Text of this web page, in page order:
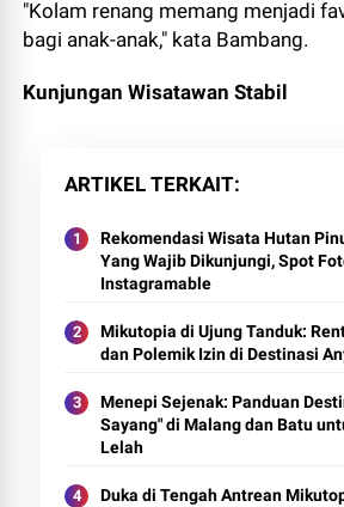
"Kolam renang memang menjadi
bagi anak-anak," kata Bambang.
Kunjungan Wisatawan Stabil
ARTIKEL TERKAIT
Rekomendasi Wisata Hutan
Yang Wajib Dikunjungi, Spot
Instagramable
Mikutopia di Ujung Tanduk:
dan Polemik Izin di Destinasi
Menepi Sejenak: Panduan
Sayang" di Malang dan Batu
Lelah
Duka di Tengah Antrean